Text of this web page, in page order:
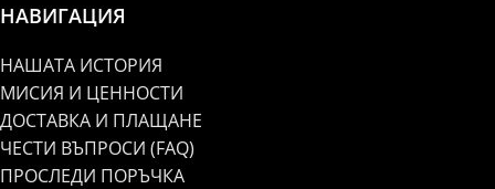
НАВИГАЦИЯ
НАШАТА ИСТОРИЯ
МИСИЯ И ЦЕННОСТИ
ДОСТАВКА И ПЛАЩАНЕ
ЧЕСТИ ВЪПРОСИ (FAQ)
ПРОСЛЕДИ ПОРЪЧКА